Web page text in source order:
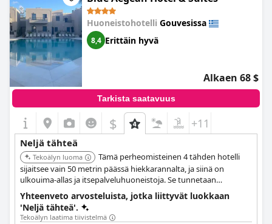
Huoneistohotelli Gouvesissa
8,4 Erittäin hyvä
Alkaen 68 $
Tarkista saatavuus
$ +11
Neljä tähteä
Tekoälyn luoma
Tämä perheomisteinen 4 tähden hotelli
sijaitsee vain 50 metrin päässä hiekkarannalta, ja siinä on
ulkouima-allas ja itsepalveluhuoneistoja. Se tunnetaan
erinomaisesta palvelustaan ja perheystävällisestä
ympäristöstään.
Yhteenveto arvosteluista, jotka liittyvät luokkaan
'Neljä tähteä'.
Tekoälyn laatima tiivistelmä